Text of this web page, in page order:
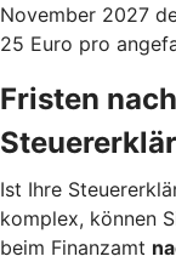
November 2027
25 Euro pro
Fristen
Ist Ihre
komplex, können
beim Finanzamt